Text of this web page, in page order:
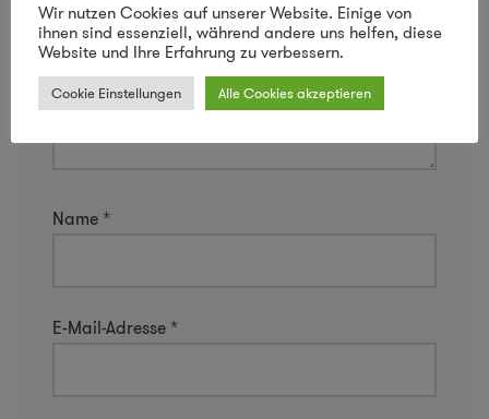
Name *
E-Mail-Adresse *
Wir nutzen Cookies auf unserer Website. Einige von
ihnen sind essenziell, während andere uns helfen, diese
Website und Ihre Erfahrung zu verbessern.
Cookie Einstellungen Alle Cookies akzeptieren